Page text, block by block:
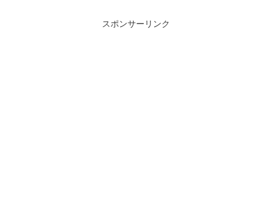
スポンサーリンク